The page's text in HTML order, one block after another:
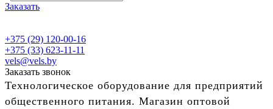
Заказать
+375 (29) 120-00-16
+375 (33) 623-11-11
vels@vels.by
Заказать звонок
Технологическое оборудование для предприятий
общественного питания. Магазин оптовой